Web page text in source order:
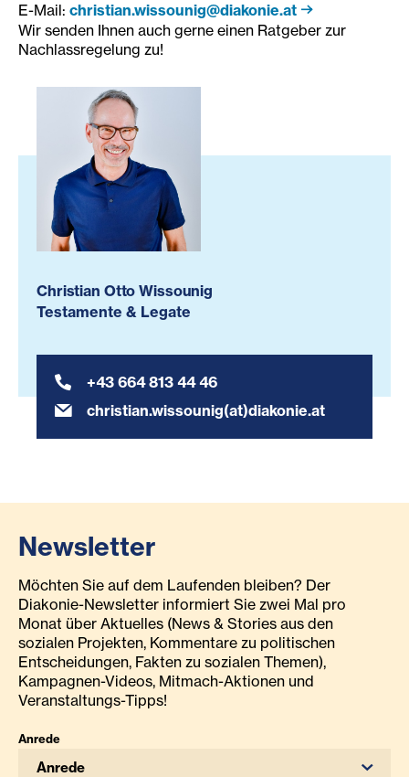
E-Mail: christian.wissounig@diakonie.at
Wir senden Ihnen auch gerne einen Ratgeber zur
Nachlassregelung zu!
Christian Otto Wissounig
Testamente & Legate
+43 664 813 44 46
christian.wissounig(at)diakonie.at
Newsletter
Möchten Sie auf dem Laufenden bleiben? Der
Diakonie-Newsletter informiert Sie zwei Mal pro
Monat über Aktuelles (News & Stories aus den
sozialen Projekten, Kommentare zu politischen
Entscheidungen, Fakten zu sozialen Themen),
Kampagnen-Videos, Mitmach-Aktionen und
Veranstaltungs-Tipps!
Anrede
Anrede